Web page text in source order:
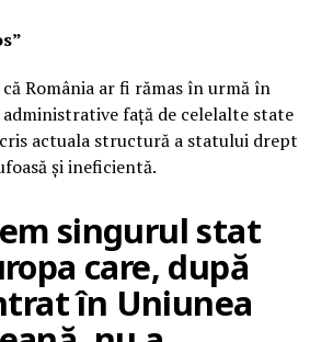
România ar fi rămas în urmă în
față de celelalte state
actuala structură a statului drept
și ineficientă.
singurul stat
care, după
în Uniunea